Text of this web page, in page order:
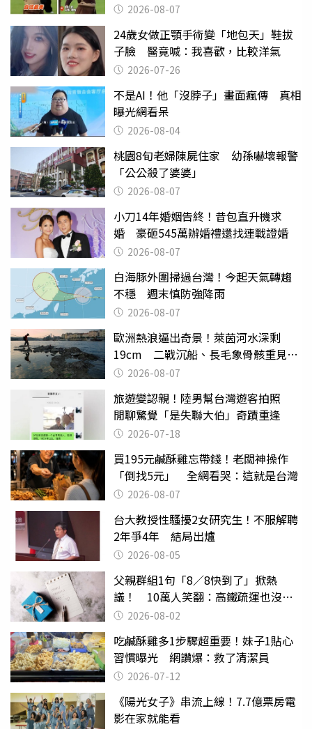
2026-08-07
24歲女做正顎手術變「地包天」鞋拔
子臉 醫竟喊：我喜歡，比較洋氣
2026-07-26
不是AI！他「沒脖子」畫面瘋傳 真相
曝光網看呆
2026-08-04
桃園8旬老婦陳屍住家 幼孫嚇壞報警
「公公殺了婆婆」
2026-08-07
小刀14年婚姻告終！昔包直升機求
婚 豪砸545萬辦婚禮還找連戰證婚
2026-08-07
白海豚外圍掃過台灣！今起天氣轉趨
不穩 週末慎防強降雨
2026-08-07
歐洲熱浪逼出奇景！萊茵河水深剩
19cm 二戰沉船、長毛象骨骸重見天
日 2026-08-07
旅遊變認親！陸男幫台灣遊客拍照
閒聊驚覺「是失聯大伯」奇蹟重逢
2026-07-18
買195元鹹酥雞忘帶錢！老闆神操作
「倒找5元」 全網看哭：這就是台灣
2026-08-07
台大教授性騷擾2女研究生！不服解聘
2年爭4年 結局出爐
2026-08-05
父親群組1句「8／8快到了」掀熱
議！ 10萬人笑翻：高鐵疏運也沒列
父親節
2026-08-02
吃鹹酥雞多1步驟超重要！妹子1貼心
習慣曝光 網讚爆：救了清潔員
2026-07-12
《陽光女子》串流上線！7.7億票房電
影在家就能看